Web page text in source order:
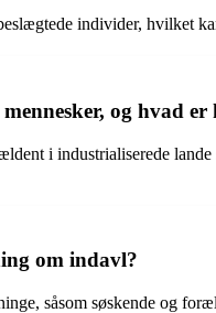
individer, hvilket
og hvad er
i industrialiserede
om indavl?
såsom søskende og